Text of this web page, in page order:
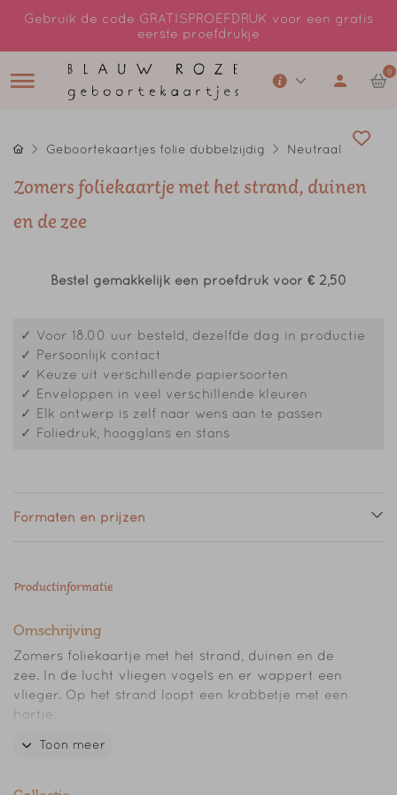
Gebruik de code GRATISPROEFDRUK voor een gratis
eerste proefdrukje
0
Geboortekaartjes folie dubbelzijdig Neutraal
Zomers foliekaartje met het strand, duinen
en de zee
Bestel gemakkelijk een proefdruk voor € 2,50
✓ Voor 18.00 uur besteld, dezelfde dag in productie
✓ Persoonlijk contact
✓ Keuze uit verschillende papiersoorten
✓ Enveloppen in veel verschillende kleuren
✓ Elk ontwerp is zelf naar wens aan te passen
✓ Foliedruk, hoogglans en stans
Formaten en prijzen
Productinformatie
Omschrijving
Zomers foliekaartje met het strand, duinen en de
zee. In de lucht vliegen vogels en er wappert een
vlieger. Op het strand loopt een krabbetje met een
hartje.
Dit kaartje is volledig aanpasbaar, zodat het perfect
lettertype aan om het kaartje helemaal eigen te
Toon meer